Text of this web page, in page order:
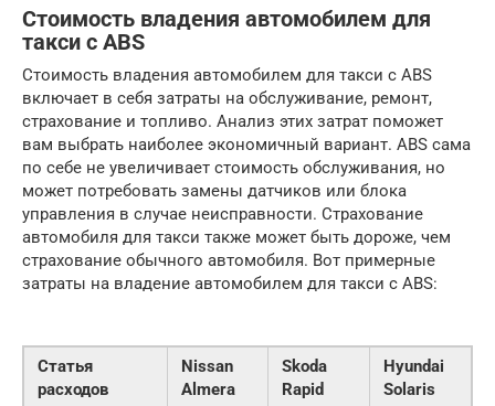
Стоимость владения автомобилем для
такси с ABS
Стоимость владения автомобилем для такси с ABS
включает в себя затраты на обслуживание, ремонт,
страхование и топливо. Анализ этих затрат поможет
вам выбрать наиболее экономичный вариант. ABS сама
по себе не увеличивает стоимость обслуживания, но
может потребовать замены датчиков или блока
управления в случае неисправности. Страхование
автомобиля для такси также может быть дороже, чем
страхование обычного автомобиля. Вот примерные
затраты на владение автомобилем для такси с ABS:
Статья
расходов
Nissan
Almera
Skoda
Rapid
Hyundai
Solaris